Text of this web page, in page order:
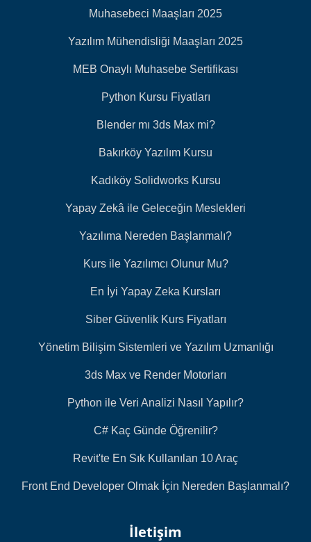
Muhasebeci Maaşları 2025
Yazılım Mühendisliği Maaşları 2025
MEB Onaylı Muhasebe Sertifikası
Python Kursu Fiyatları
Blender mı 3ds Max mi?
Bakırköy Yazılım Kursu
Kadıköy Solidworks Kursu
Yapay Zekâ ile Geleceğin Meslekleri
Yazılıma Nereden Başlanmalı?
Kurs ile Yazılımcı Olunur Mu?
En İyi Yapay Zeka Kursları
Siber Güvenlik Kurs Fiyatları
Yönetim Bilişim Sistemleri ve Yazılım Uzmanlığı
3ds Max ve Render Motorları
Python ile Veri Analizi Nasıl Yapılır?
C# Kaç Günde Öğrenilir?
Revit'te En Sık Kullanılan 10 Araç
Front End Developer Olmak İçin Nereden Başlanmalı?
İletişim